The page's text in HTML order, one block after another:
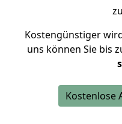
Kostengünstiger
uns können Sie bis
Kostenlose